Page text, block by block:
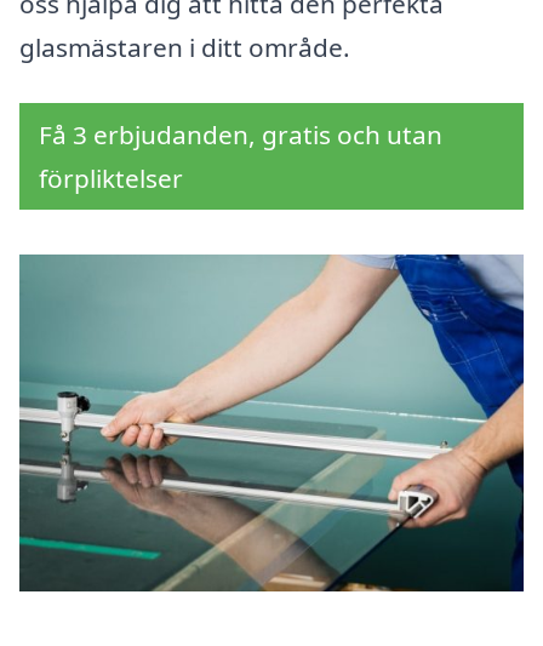
glasmästaren i ditt område.
Få 3 erbjudanden, gratis och utan
förpliktelser